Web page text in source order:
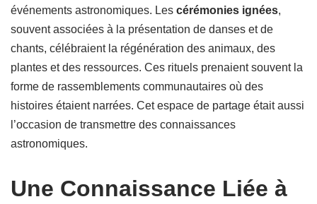
événements astronomiques. Les cérémonies ignées,
souvent associées à la présentation de danses et de
chants, célébraient la régénération des animaux, des
plantes et des ressources. Ces rituels prenaient souvent la
forme de rassemblements communautaires où des
histoires étaient narrées. Cet espace de partage était aussi
l’occasion de transmettre des connaissances
astronomiques.
Une Connaissance Liée à